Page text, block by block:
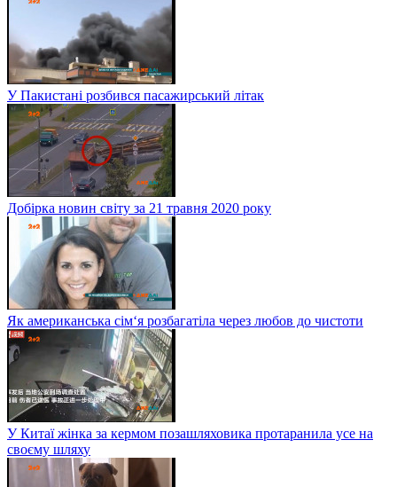
У Пакистані розбився пасажирський літак
Добірка новин світу за 21 травня 2020 року
Як американська сім‘я розбагатіла через любов до чистоти
У Китаї жінка за кермом позашляховика протаранила усе на
своєму шляху